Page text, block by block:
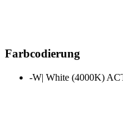
Farbcodierung
-W| White (4000K)